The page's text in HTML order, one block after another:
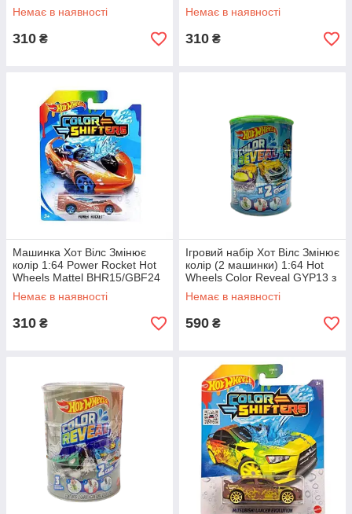
Немає в наявності
310 ₴
Немає в наявності
310 ₴
Машинка Хот Вілс Змінює
колір 1:64 Power Rocket Hot
Wheels Mattel BHR15/GBF24
Немає в наявності
310 ₴
Ігровий набір Хот Вілс Змінює
колір (2 машинки) 1:64 Hot
Wheels Color Reveal GYP13 з
зел.кришкою
Немає в наявності
590 ₴